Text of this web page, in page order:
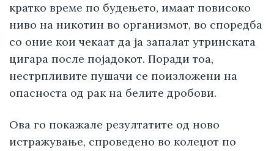
кратко време по будењето, имаат повисоко
ниво на никотин во организмот, во споредба
со оние кои чекаат да ја запалат утринската
цигара после појадокот. Поради тоа,
нестрпливите пушачи се поизложени на
опасноста од рак на белите дробови.
Ова го покажале резултатите од ново
истражување, спроведено во колеџот по